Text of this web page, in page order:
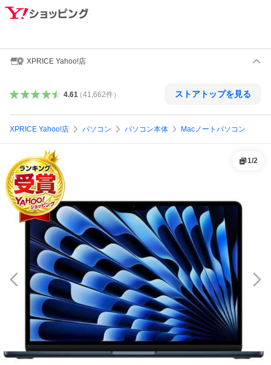
XPRICE Yahoo!店
4.61（41,662件） ストアトップを見る
XPRICE Yahoo!店 パソコン パソコン本体 Macノートパソコン
1/2